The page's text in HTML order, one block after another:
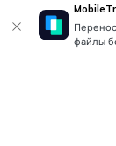
файлы